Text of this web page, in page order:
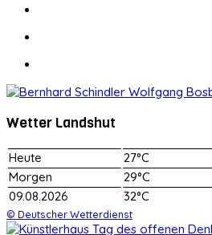
Wetter Landshut
Heute
27°C
Morgen
29°C
09.08.2026
32°C
© Deutscher Wetterdienst